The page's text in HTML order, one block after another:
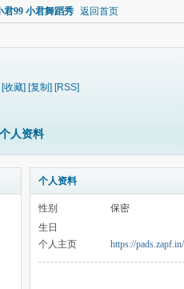
99 小君舞蹈秀 返回首页
[收藏] [复制] [RSS]
个人资料
个人资料
性别
保密
生日
个人主页
https://